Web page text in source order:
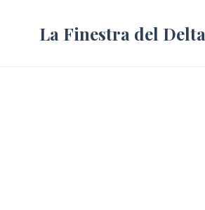
La Finestra del Delta